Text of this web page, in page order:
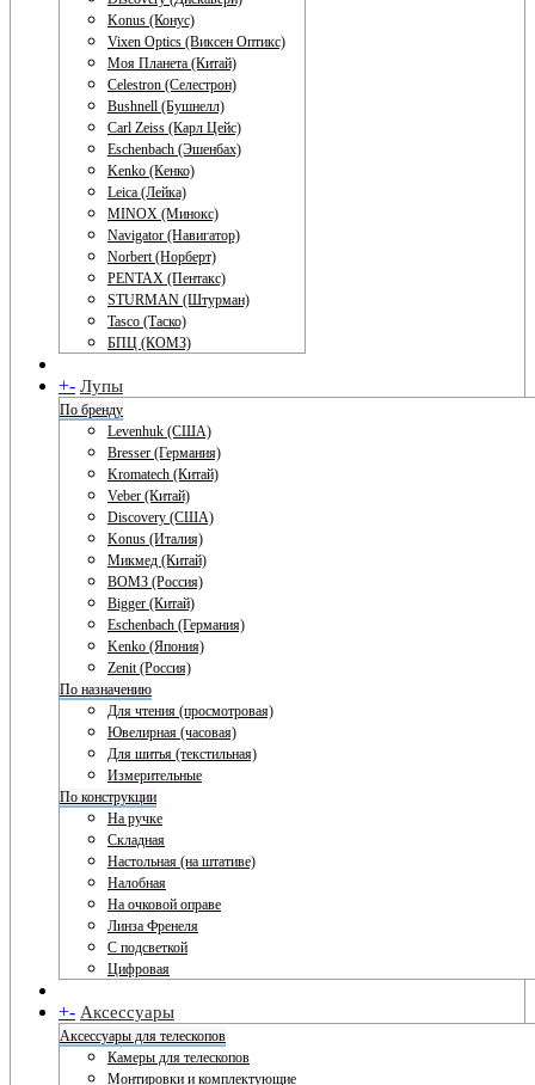
Konus (Конус)
Vixen Optics (Виксен Оптикс)
Моя Планета (Китай)
Celestron (Селестрон)
Bushnell (Бушнелл)
Carl Zeiss (Карл Цейс)
Eschenbach (Эшенбах)
Kenko (Кенко)
Leica (Лейка)
MINOX (Минокс)
Navigator (Навигатор)
Norbert (Норберт)
PENTAX (Пентакс)
STURMAN (Штурман)
Tasco (Таско)
БПЦ (КОМЗ)
+- Лупы
По бренду
Levenhuk (США)
Bresser (Германия)
Kromatech (Китай)
Veber (Китай)
Discovery (США)
Konus (Италия)
Микмед (Китай)
ВОМЗ (Россия)
Bigger (Китай)
Eschenbach (Германия)
Kenko (Япония)
Zenit (Россия)
По назначению
Для чтения (просмотровая)
Ювелирная (часовая)
Для шитья (текстильная)
Измерительные
По конструкции
На ручке
Складная
Настольная (на штативе)
Налобная
На очковой оправе
Линза Френеля
С подсветкой
Цифровая
+- Аксессуары
Аксессуары для телескопов
Камеры для телескопов
Монтировки и комплектующие